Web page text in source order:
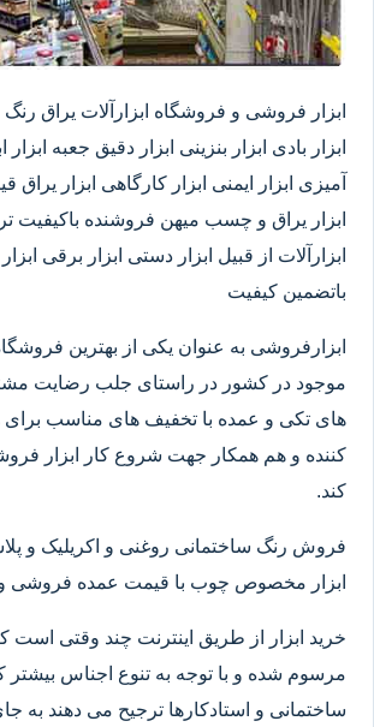
ابزار فروشی و فروشگاه ابزارآلات یراق رنگ
ابزار بادی ابزار بنزینی ابزار دقیق​ جعبه ابزار
آمیزی ابزار ایمنی ابزار کارگاهی ابزار یراق
ابزار یراق و چسب میهن فروشنده باکیفیت
ابزارآلات از قبیل ابزار دستی ابزار برقی
باتضمین کیفیت
ابزارفروشی به عنوان یکی از بهترین فروشگاه
موجود در کشور در راستای جلب رضایت
های تکی و عمده با تخفیف های مناسب
کننده و هم همکار جهت شروع کار ابزار
کند.
فروش رنگ ساختمانی روغنی و اکریلیک و
ابزار مخصوص چوب با قیمت عمده فروشی و
خرید ابزار از طریق اینترنت چند وقتی است
مرسوم شده و با توجه به تنوع اجناس بیشتر
ساختمانی و استادکارها ترجیح می دهند